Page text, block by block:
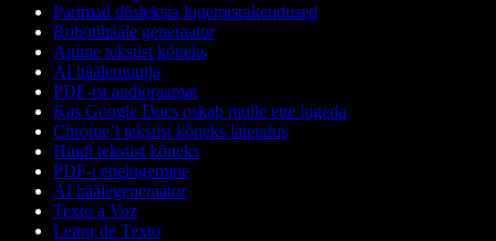
Parimad düsleksia lugemisrakendused
Robotihääle generaator
Anime tekstist kõneks
AI häälemuutja
PDF-ist audioraamat
Kas Google Docs oskab mulle ette lugeda
Chrome’i tekstist kõneks laiendus
Hindi tekstist kõneks
PDF-i ettelugemine
AI häälegeneraator
Texto a Voz
Leitor de Texto